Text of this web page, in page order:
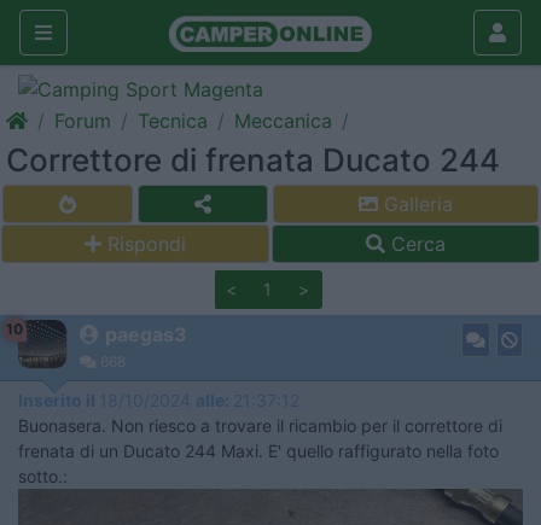
Forum Tecnica Meccanica
Correttore di frenata Ducato 244
Galleria
Rispondi
Cerca
< 1 >
10 paegas3
668
Inserito il 18/10/2024 alle: 21:37:12
Buonasera. Non riesco a trovare il ricambio per il correttore di
frenata di un Ducato 244 Maxi. E' quello raffigurato nella foto
sotto.: